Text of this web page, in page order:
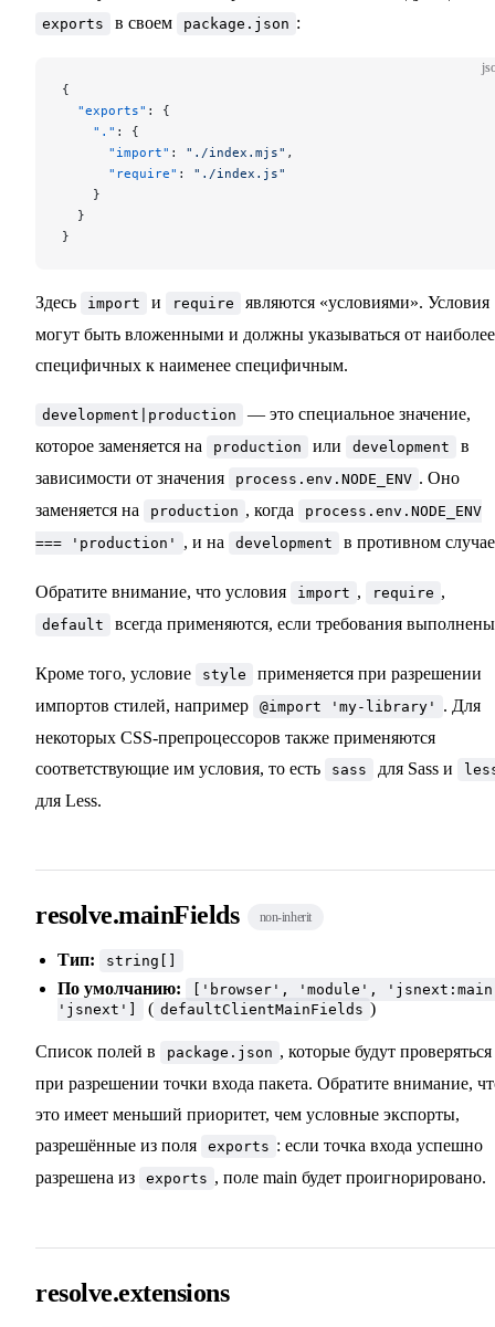
exports в своем package.json :
{
  "exports"
: {
    "."
: {
      "import"
: "./index.mjs" ,
      "require"
: "./index.js"
    }
  }
}
Здесь import и require
являются «условиями». Условия
могут быть вложенными и должны указываться от наиболее
специфичных к наименее специфичным.
development|production
— это специальное значение,
которое заменяется на
production или development
в
зависимости от значения
process.env.NODE_ENV . Оно
заменяется на
production , когда
process.env.NODE_ENV
=== 'production'
, и на development в противном
Обратите внимание, что условия import , require ,
default всегда применяются, если требования
Кроме того, условие style
применяется при разрешении
импортов стилей, например
@import 'my-library'
. Для
некоторых CSS-препроцессоров также применяются
соответствующие им условия, то есть
sass для Sass и
для Less.
resolve.mainFields non-inherit
Тип: string[]
По умолчанию:
['browser', 'module',
'jsnext']
( defaultClientMainFields )
Список полей в package.json , которые будут проверяться
при разрешении точки входа пакета. Обратите внимание,
это имеет меньший приоритет, чем условные экспорты,
разрешённые из поля
exports : если точка входа успешно
разрешена из
exports , поле main будет проигнорировано.
resolve.extensions